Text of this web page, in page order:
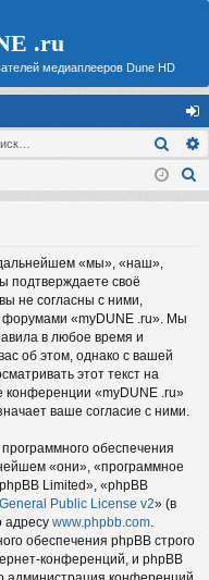
.ru
медиаплееров Dune HD
хо
д
«мы», «наш»,
подтверждаете своё
не согласны с ними,
форумами «myDUNE .ru». Мы
в любое время и
об этом, однако с вашей
этот текст на
конференции «myDUNE .ru»
ваше согласие с ними.
обеспечения
«они», «программное
Limited», «phpBB
Public License v2» (в
адресу www.phpbb.com.
обеспечения phpBB строго
конференций, и phpBB